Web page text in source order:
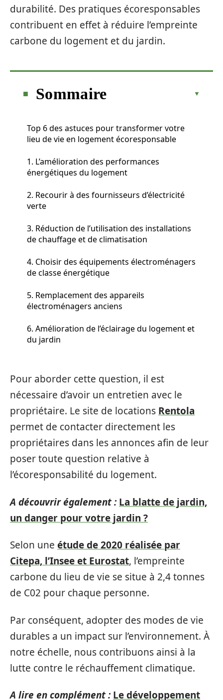
durabilité. Des pratiques écoresponsables
contribuent en effet à réduire l’empreinte
carbone du logement et du jardin.
Sommaire
Top 6 des astuces pour transformer votre
lieu de vie en logement écoresponsable
1. L’amélioration des performances
énergétiques du logement
2. Recourir à des fournisseurs d’électricité
verte
3. Réduction de l’utilisation des installations
de chauffage et de climatisation
4. Choisir des équipements électroménagers
de classe énergétique
5. Remplacement des appareils
électroménagers anciens
6. Amélioration de l’éclairage du logement et
du jardin
Pour aborder cette question, il est
nécessaire d’avoir un entretien avec le
propriétaire. Le site de locations Rentola
permet de contacter directement les
propriétaires dans les annonces afin de leur
poser toute question relative à
l’écoresponsabilité du logement.
A découvrir également : La blatte de jardin,
un danger pour votre jardin ?
Selon une étude de 2020 réalisée par
Citepa, l’Insee et Eurostat, l’empreinte
carbone du lieu de vie se situe à 2,4 tonnes
de C02 pour chaque personne.
Par conséquent, adopter des modes de vie
durables a un impact sur l’environnement. À
notre échelle, nous contribuons ainsi à la
lutte contre le réchauffement climatique.
A lire en complément : Le développement